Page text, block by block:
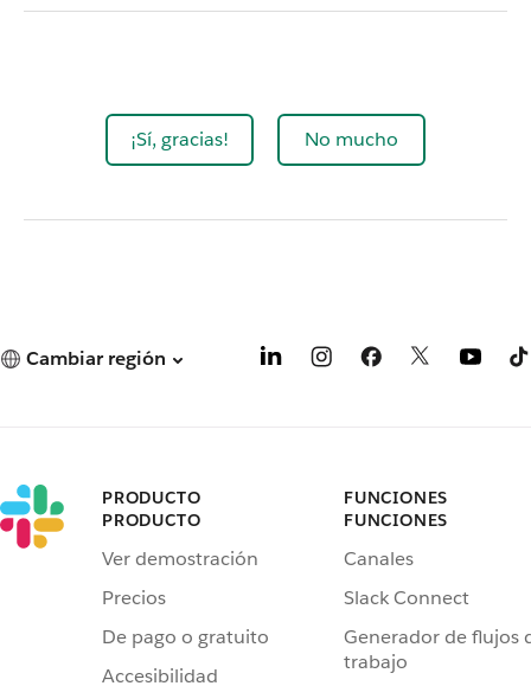
¡Sí, gracias! No mucho
Cambiar región
PRODUCTO
PRODUCTO
Ver demostración
Precios
De pago o gratuito
Accesibilidad
FUNCIONES
FUNCIONES
Canales
Slack Connect
Generador de flujos
trabajo